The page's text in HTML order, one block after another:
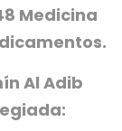
Medicina
Al Adib